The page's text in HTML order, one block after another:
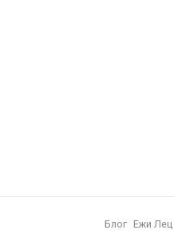
Блог Ежи Лец